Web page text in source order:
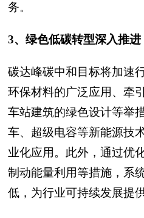
务。
3、绿色低碳转型深入推进
碳达峰碳中和目标将加速
环保材料的广泛应用、牵
车站建筑的绿色设计等举
车、超级电容等新能源技
业化应用。此外，通过优
制动能量利用等措施，系
低，为行业可持续发展提